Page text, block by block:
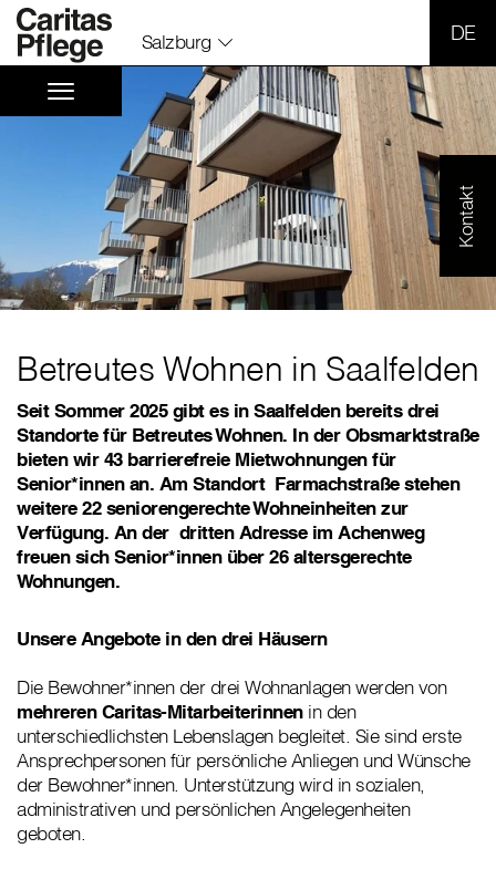
Salzburg
Kontakt
Betreutes Wohnen in Saalfelden
Seit Sommer 2025 gibt es in Saalfelden bereits drei
Standorte für Betreutes Wohnen. In der Obsmarktstraße
bieten wir 43 barrierefreie Mietwohnungen für
Senior*innen an. Am Standort Farmachstraße stehen
weitere 22 seniorengerechte Wohneinheiten zur
Verfügung. An der dritten Adresse im Achenweg
freuen sich Senior*innen über 26 altersgerechte
Wohnungen.
Unsere Angebote in den drei Häusern
Die Bewohner*innen der drei Wohnanlagen werden von
mehreren Caritas-Mitarbeiterinnenin den
unterschiedlichsten Lebenslagen begleitet. Sie sind erste
Ansprechpersonen für persönliche Anliegen und Wünsche
der Bewohner*innen. Unterstützung wird in sozialen,
administrativen und persönlichen Angelegenheiten
geboten.